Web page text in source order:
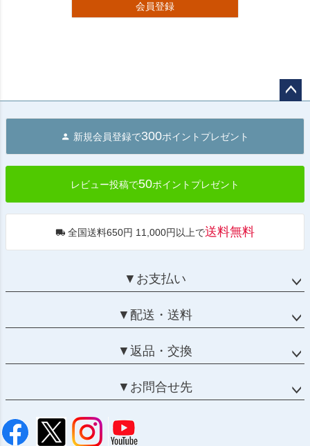
会員登録
へ
新規会員登録で300ポイントプレゼント
レビュー投稿で50ポイントプレゼント
全国送料650円 11,000円以上で送料無料
▼お支払い
▼配送・送料
▼返品・交換
▼お問合せ先